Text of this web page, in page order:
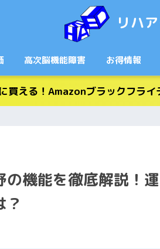
リハ
高次脳機能障害 お得情報
買える！Amazonブラックフライ
機能を徹底解説！